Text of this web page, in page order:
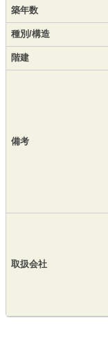
築年数
種別/構造
階建
備考
取扱会社